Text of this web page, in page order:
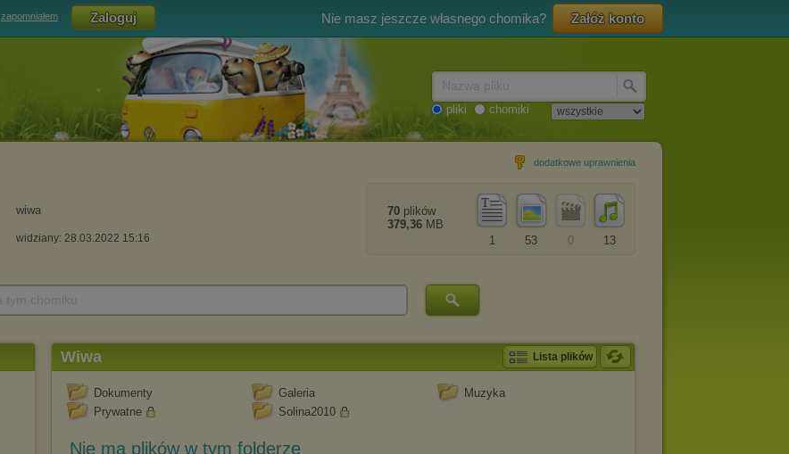
zapomniałem Nie masz jeszcze własnego chomika? Załóż konto
pliki chomiki
wiwa
widziany: 28.03.2022 15:16
dodatkowe uprawnienia
13
0
53
1
70 plików
379,36 MB
Wiwa Lista plików
Dokumenty Galeria
Muzyka
Prywatne
Solina2010
Nie ma plików w tym folderze